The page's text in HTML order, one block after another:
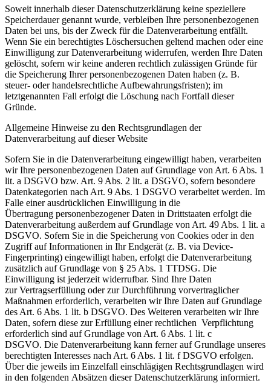
Soweit innerhalb dieser Datenschutzerklärung keine speziellere
Speicherdauer genannt wurde, verbleiben Ihre personenbezogenen
Daten bei uns, bis der Zweck für die Datenverarbeitung entfällt.
Wenn Sie ein berechtigtes Löschersuchen geltend machen oder eine
Einwilligung zur Datenverarbeitung widerrufen, werden Ihre Daten
gelöscht, sofern wir keine anderen rechtlich zulässigen Gründe für
die Speicherung Ihrer personenbezogenen Daten haben (z. B.
steuer- oder handelsrechtliche Aufbewahrungsfristen); im
letztgenannten Fall erfolgt die Löschung nach Fortfall dieser
Gründe.
Allgemeine Hinweise zu den Rechtsgrundlagen der
Datenverarbeitung auf dieser Website
Sofern Sie in die Datenverarbeitung eingewilligt haben, verarbeiten
wir Ihre personenbezogenen Daten auf Grundlage von Art. 6 Abs. 1
lit. a DSGVO bzw. Art. 9 Abs. 2 lit. a DSGVO, sofern besondere
Datenkategorien nach Art. 9 Abs. 1 DSGVO verarbeitet werden. Im
Falle einer ausdrücklichen Einwilligung in die
Übertragung personenbezogener Daten in Drittstaaten erfolgt die
Datenverarbeitung außerdem auf Grundlage von Art. 49 Abs. 1 lit. a
DSGVO. Sofern Sie in die Speicherung von Cookies oder in den
Zugriff auf Informationen in Ihr Endgerät (z. B. via Device-
Fingerprinting) eingewilligt haben, erfolgt die Datenverarbeitung
zusätzlich auf Grundlage von § 25 Abs. 1 TTDSG. Die
Einwilligung ist jederzeit widerrufbar. Sind Ihre Daten
zur Vertragserfüllung oder zur Durchführung vorvertraglicher
Maßnahmen erforderlich, verarbeiten wir Ihre Daten auf Grundlage
des Art. 6 Abs. 1 lit. b DSGVO. Des Weiteren verarbeiten wir Ihre
Daten, sofern diese zur Erfüllung einer rechtlichen Verpflichtung
erforderlich sind auf Grundlage von Art. 6 Abs. 1 lit. c
DSGVO. Die Datenverarbeitung kann ferner auf Grundlage unseres
berechtigten Interesses nach Art. 6 Abs. 1 lit. f DSGVO erfolgen.
Über die jeweils im Einzelfall einschlägigen Rechtsgrundlagen wird
in den folgenden Absätzen dieser Datenschutzerklärung informiert.